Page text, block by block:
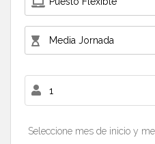
Seleccione mes de inicio y